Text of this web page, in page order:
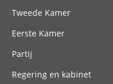
Tweede Kamer
Eerste Kamer
Partij
Regering en kabinet